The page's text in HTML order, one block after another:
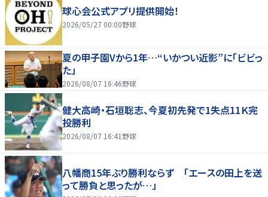
球心会公式アプリ提供開始！
2026/05/27 00:00野球
夏の甲子園Vから1年…“いかつい近影”に「ビビっ
た」
2026/08/07 16:46野球
健大高崎・石垣聡志、今夏初先発で1失点11Ｋ完
投勝利
2026/08/07 16:41 野球
八幡商15年ぶり勝利ならず 「エースの田上を送
って勝負と思ったが…」